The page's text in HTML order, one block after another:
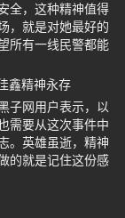
全，这种精神值得
，就是对她最好的
所有一线民警都能
鑫精神永存
子网用户表示，以
需要从这次事件中
。英雄虽逝，精神
的就是记住这份感